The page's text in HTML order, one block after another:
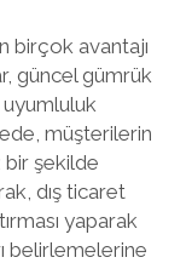
birçok avantajı
güncel gümrük
müşterilerin
bir şekilde
dış ticaret
yaparak
belirlemelerine